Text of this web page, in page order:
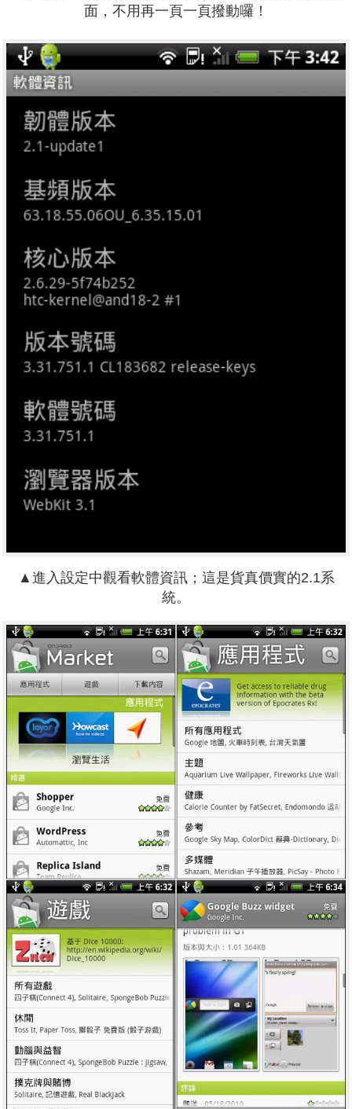
面，不用再一頁一頁撥動囉！
▲進入設定中觀看軟體資訊；這是貨真價實的2.1系
統。